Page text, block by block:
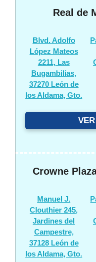
Real de
Blvd. Adolfo
López Mateos
2211, Las
Bugambilias,
37270 León de
los Aldama, Gto.
Crowne
Manuel J.
Clouthier 245,
Jardines del
Campestre,
37128 León de
los Aldama, Gto.